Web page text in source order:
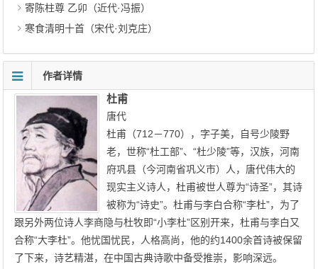
寄陈柱尊 乙卯（近代·冯振）
寒食清明十首（宋代·刘克庄）
作者详情
杜甫
唐代
杜甫（712－770），字子美，自号少陵野
老，世称“杜工部”、“杜少陵”等，汉族，河南
府巩县（今河南省巩义市）人，唐代伟大的
现实主义诗人，杜甫被世人尊为“诗圣”，其诗
被称为“诗史”。杜甫与李白合称“李杜”，为了
跟另外两位诗人李商隐与杜牧即“小李杜”区别开来，杜甫与李白又
合称“大李杜”。他忧国忧民，人格高尚，他的约1400余首诗被保留
了下来，诗艺精湛，在中国古典诗歌中备受推崇，影响深远。